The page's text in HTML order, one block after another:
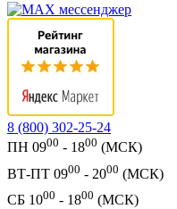
8 (800) 302-25-24
ПН 0900 - 1800 (МСК)
ВТ-ПТ 0900 - 2000 (МСК)
СБ 1000 - 1800 (МСК)